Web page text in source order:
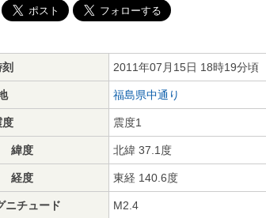
2011年07月15日 18時19分頃
福島県中通り
度 震度1
緯度 北緯 37.1度
経度 東経 140.6度
ニチュード M2.4